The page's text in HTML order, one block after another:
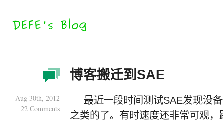
博客搬迁到SAE
Aug 30th, 2012
22 Comments
最近一段时间测试SAE发现没
之类的了。有时速度还非常可观